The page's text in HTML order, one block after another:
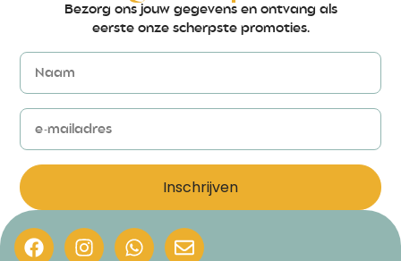
Bezorg ons jouw gegevens en ontvang als
eerste onze scherpste promoties.
Inschrijven